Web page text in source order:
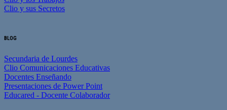
Clio y sus Secretos
BLOG
Secundaria de Lourdes
Clio Comunicaciones Educativas
Docentes Enseñando
Presentaciones de Power Point
Educared - Docente Colaborador